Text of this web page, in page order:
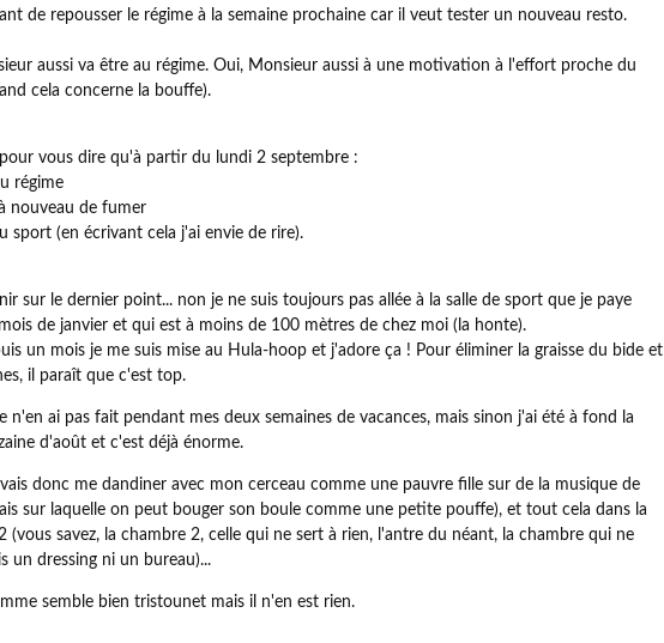
de repousser le régime à la semaine prochaine car il veut tester un nouveau resto.
aussi va être au régime. Oui, Monsieur aussi à une motivation à l'effort proche du
cela concerne la bouffe).
pour vous dire qu'à partir du lundi 2 septembre :
régime
nouveau de fumer
sport (en écrivant cela j'ai envie de rire).
sur le dernier point... non je ne suis toujours pas allée à la salle de sport que je paye
de janvier et qui est à moins de 100 mètres de chez moi (la honte).
un mois je me suis mise au Hula-hoop et j'adore ça ! Pour éliminer la graisse du bide et
il paraît que c'est top.
n'en ai pas fait pendant mes deux semaines de vacances, mais sinon j'ai été à fond la
d'août et c'est déjà énorme.
donc me dandiner avec mon cerceau comme une pauvre fille sur de la musique de
sur laquelle on peut bouger son boule comme une petite pouffe), et tout cela dans la
(vous savez, la chambre 2, celle qui ne sert à rien, l'antre du néant, la chambre qui ne
un dressing ni un bureau)...
semble bien tristounet mais il n'en est rien.